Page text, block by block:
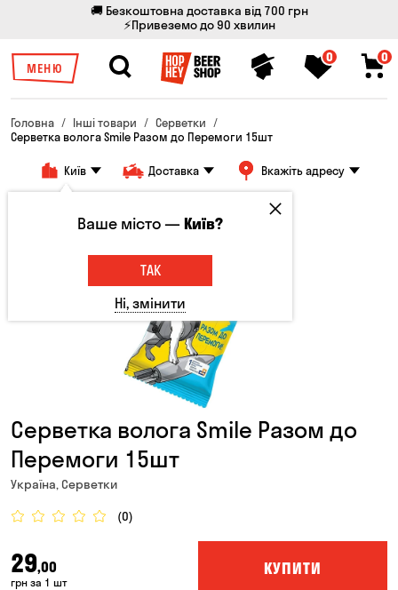
🚚 Безкоштовна доставка від 700 грн
⚡Привеземо до 90 хвилин
МЕНЮ
0 0
Головна Інші товари
Серветки
Серветка волога Smile Разом до Перемоги 15шт
Київ Доставка Вкажіть адресу
Серветка волога Smile Разом до
Перемоги 15шт
Україна, Серветки
(0)
29,00
грн за 1 шт
КУПИТИ
Ваше місто —Київ?
ТАК
Ні, змінити